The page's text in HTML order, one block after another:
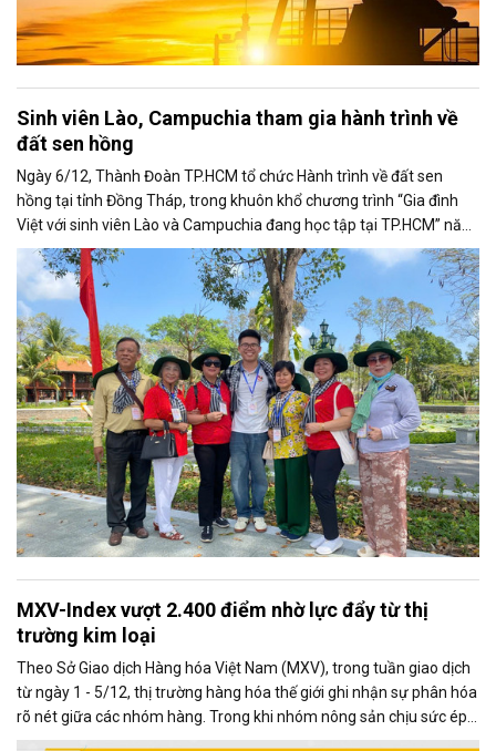
Sinh viên Lào, Campuchia tham gia hành trình về
đất sen hồng
Ngày 6/12, Thành Đoàn TP.HCM tổ chức Hành trình về đất sen
hồng tại tỉnh Đồng Tháp, trong khuôn khổ chương trình “Gia đình
Việt với sinh viên Lào và Campuchia đang học tập tại TP.HCM” năm
2025.
MXV-Index vượt 2.400 điểm nhờ lực đẩy từ thị
trường kim loại
Theo Sở Giao dịch Hàng hóa Việt Nam (MXV), trong tuần giao dịch
từ ngày 1 - 5/12, thị trường hàng hóa thế giới ghi nhận sự phân hóa
rõ nét giữa các nhóm hàng. Trong khi nhóm nông sản chịu sức ép
từ những diễn biến mới trong quan hệ thương mại Mỹ - Trung, thị